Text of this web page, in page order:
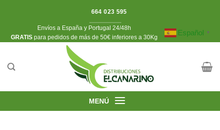
664 023 595
Envíos a España y Portugal 24/48h
​GRATIS para pedidos de más de 50€ inferiores a 30Kg
Español ▼
MENÚ